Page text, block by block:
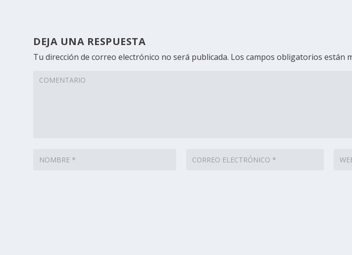
DEJA UNA RESPUESTA
Tu dirección de correo electrónico no será publicada. Los campos obligatorios están